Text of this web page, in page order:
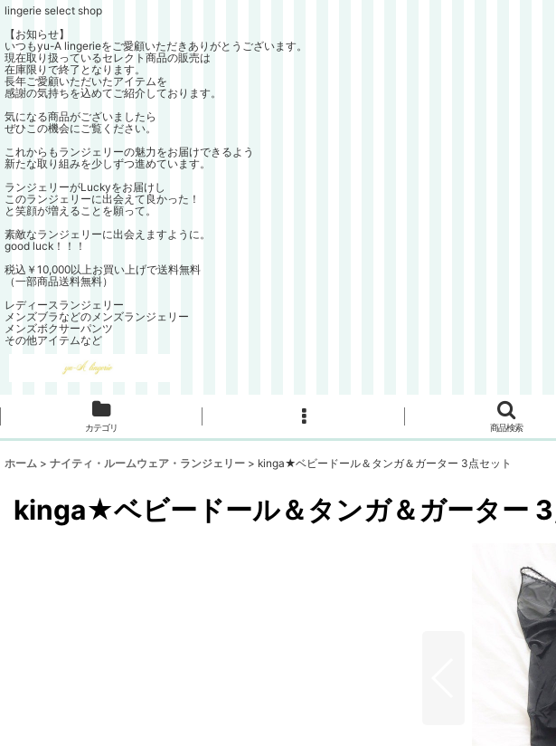
lingerie select shop
【お知らせ】
いつもyu-A lingerieをご愛顧いただきありがとうございます。
現在取り扱っているセレクト商品の販売は
在庫限りで終了となります。
長年ご愛顧いただいたアイテムを
感謝の気持ちを込めてご紹介しております。
気になる商品がございましたら
ぜひこの機会にご覧ください。
これからもランジェリーの魅力をお届けできるよう
新たな取り組みを少しずつ進めています。
ランジェリーがLuckyをお届けし
このランジェリーに出会えて良かった！
と笑顔が増えることを願って。
素敵なランジェリーに出会えますように。
good luck！！！
税込￥10,000以上お買い上げで送料無料
（一部商品送料無料）
レディースランジェリー
メンズブラなどのメンズランジェリー
メンズボクサーパンツ
その他アイテムなど
カテゴリ 商品検索
ホーム > ナイティ・ルームウェア・ランジェリー > kinga★ベビードール＆タンガ＆ガーター 3点セット
kinga★ベビードール＆タンガ＆ガーター 3